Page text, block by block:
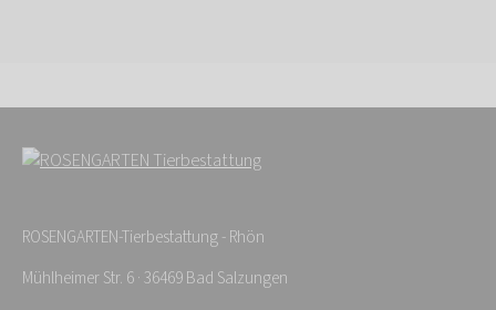
ROSENGARTEN-Tierbestattung - Rhön
Mühlheimer Str. 6 · 36469 Bad Salzungen